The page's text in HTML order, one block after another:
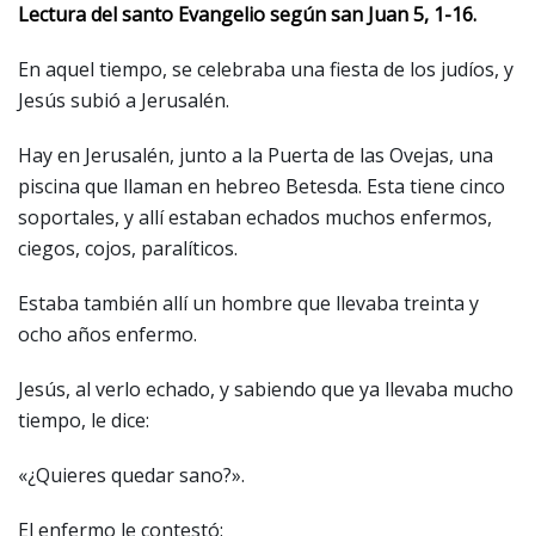
Lectura del santo Evangelio según san Juan 5, 1-16.
En aquel tiempo, se celebraba una fiesta de los judíos, y
Jesús subió a Jerusalén.
Hay en Jerusalén, junto a la Puerta de las Ovejas, una
piscina que llaman en hebreo Betesda. Esta tiene cinco
soportales, y allí estaban echados muchos enfermos,
ciegos, cojos, paralíticos.
Estaba también allí un hombre que llevaba treinta y
ocho años enfermo.
Jesús, al verlo echado, y sabiendo que ya llevaba mucho
tiempo, le dice:
«¿Quieres quedar sano?».
El enfermo le contestó: